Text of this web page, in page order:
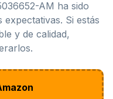
AM ha sido
Si estás
y de calidad,